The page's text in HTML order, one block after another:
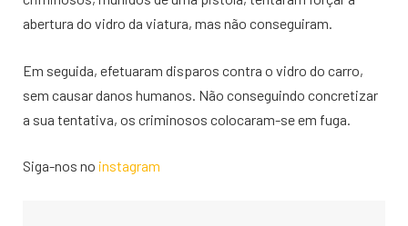
abertura do vidro da viatura, mas não conseguiram.
Em seguida, efetuaram disparos contra o vidro do carro,
sem causar danos humanos. Não conseguindo concretizar
a sua tentativa, os criminosos colocaram-se em fuga.
Siga-nos no instagram